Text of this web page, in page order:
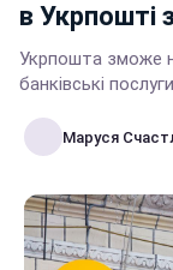
в Укрпошті
Укрпошта зможе
банківські послуги
Маруся